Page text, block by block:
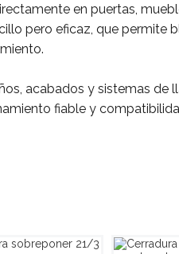
en puertas,
pero eficaz, que
acabados y sistemas
fiable y